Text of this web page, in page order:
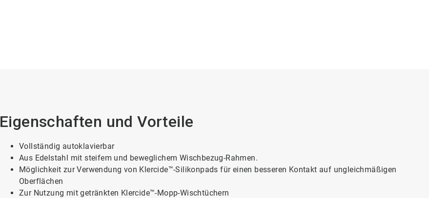
Eigenschaften und Vorteile
Vollständig autoklavierbar
Aus Edelstahl mit steifem und beweglichem Wischbezug-Rahmen.
Möglichkeit zur Verwendung von Klercide™-Silikonpads für einen besseren Kontakt auf ungleichmäßigen
Oberflächen
Zur Nutzung mit getränkten Klercide™-Mopp-Wischtüchern